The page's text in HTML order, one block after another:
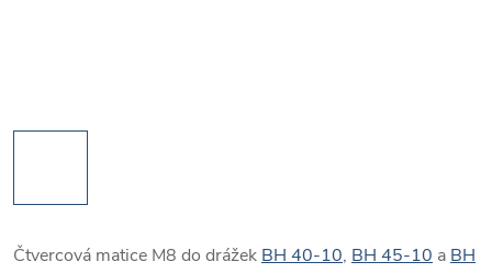
Čtvercová matice M8 do drážek BH 40-10, BH 45-10 a BH